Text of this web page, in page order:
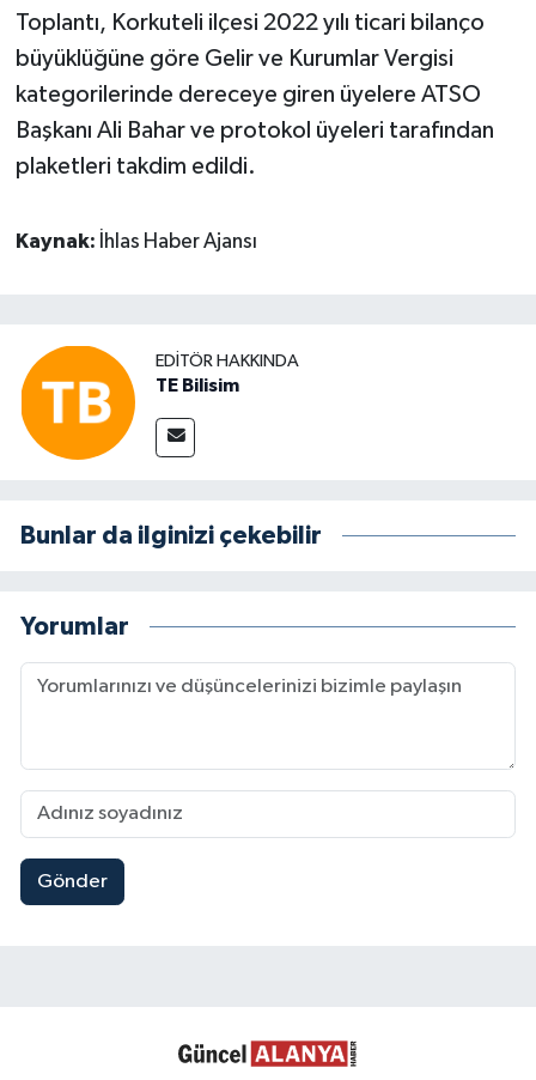
Toplantı, Korkuteli ilçesi 2022 yılı ticari bilanço
büyüklüğüne göre Gelir ve Kurumlar Vergisi
kategorilerinde dereceye giren üyelere ATSO
Başkanı Ali Bahar ve protokol üyeleri tarafından
plaketleri takdim edildi.
Kaynak: İhlas Haber Ajansı
EDITÖR HAKKINDA
TE Bilisim
Bunlar da ilginizi çekebilir
Yorumlar
Gönder